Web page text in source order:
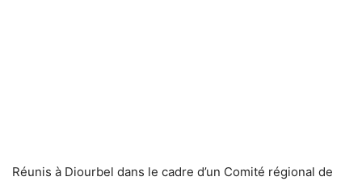
Réunis à Diourbel dans le cadre d’un Comité régional de